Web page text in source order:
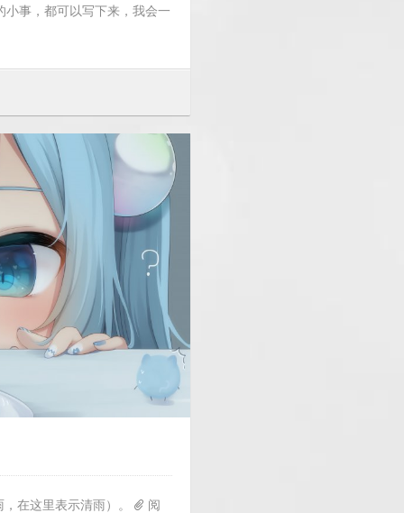
事，都可以写下来，我会一
在这里表示清雨）。 阅